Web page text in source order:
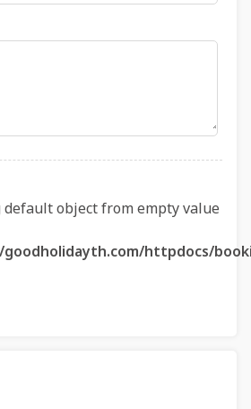
default object from empty value
httpdocs/